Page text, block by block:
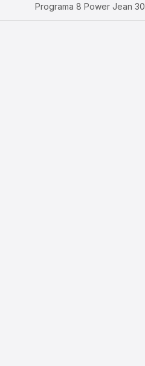
Programa 8 Power Jean